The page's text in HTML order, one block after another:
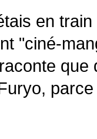
en
"ciné-